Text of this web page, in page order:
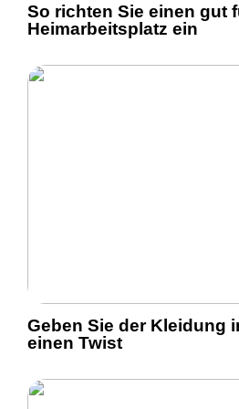
So richten Sie einen gut
Heimarbeitsplatz ein
Geben Sie der Kleidung
einen Twist